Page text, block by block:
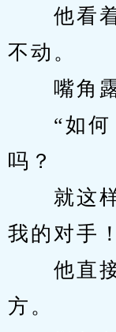
他看着
不动。
嘴角露
“如何，
吗？
就这样
我的对手
他直接
方。